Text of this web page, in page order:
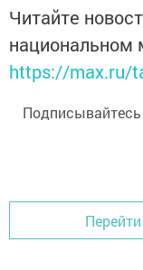
Читайте
национальном
https://max.ru/
Подписывайтесь